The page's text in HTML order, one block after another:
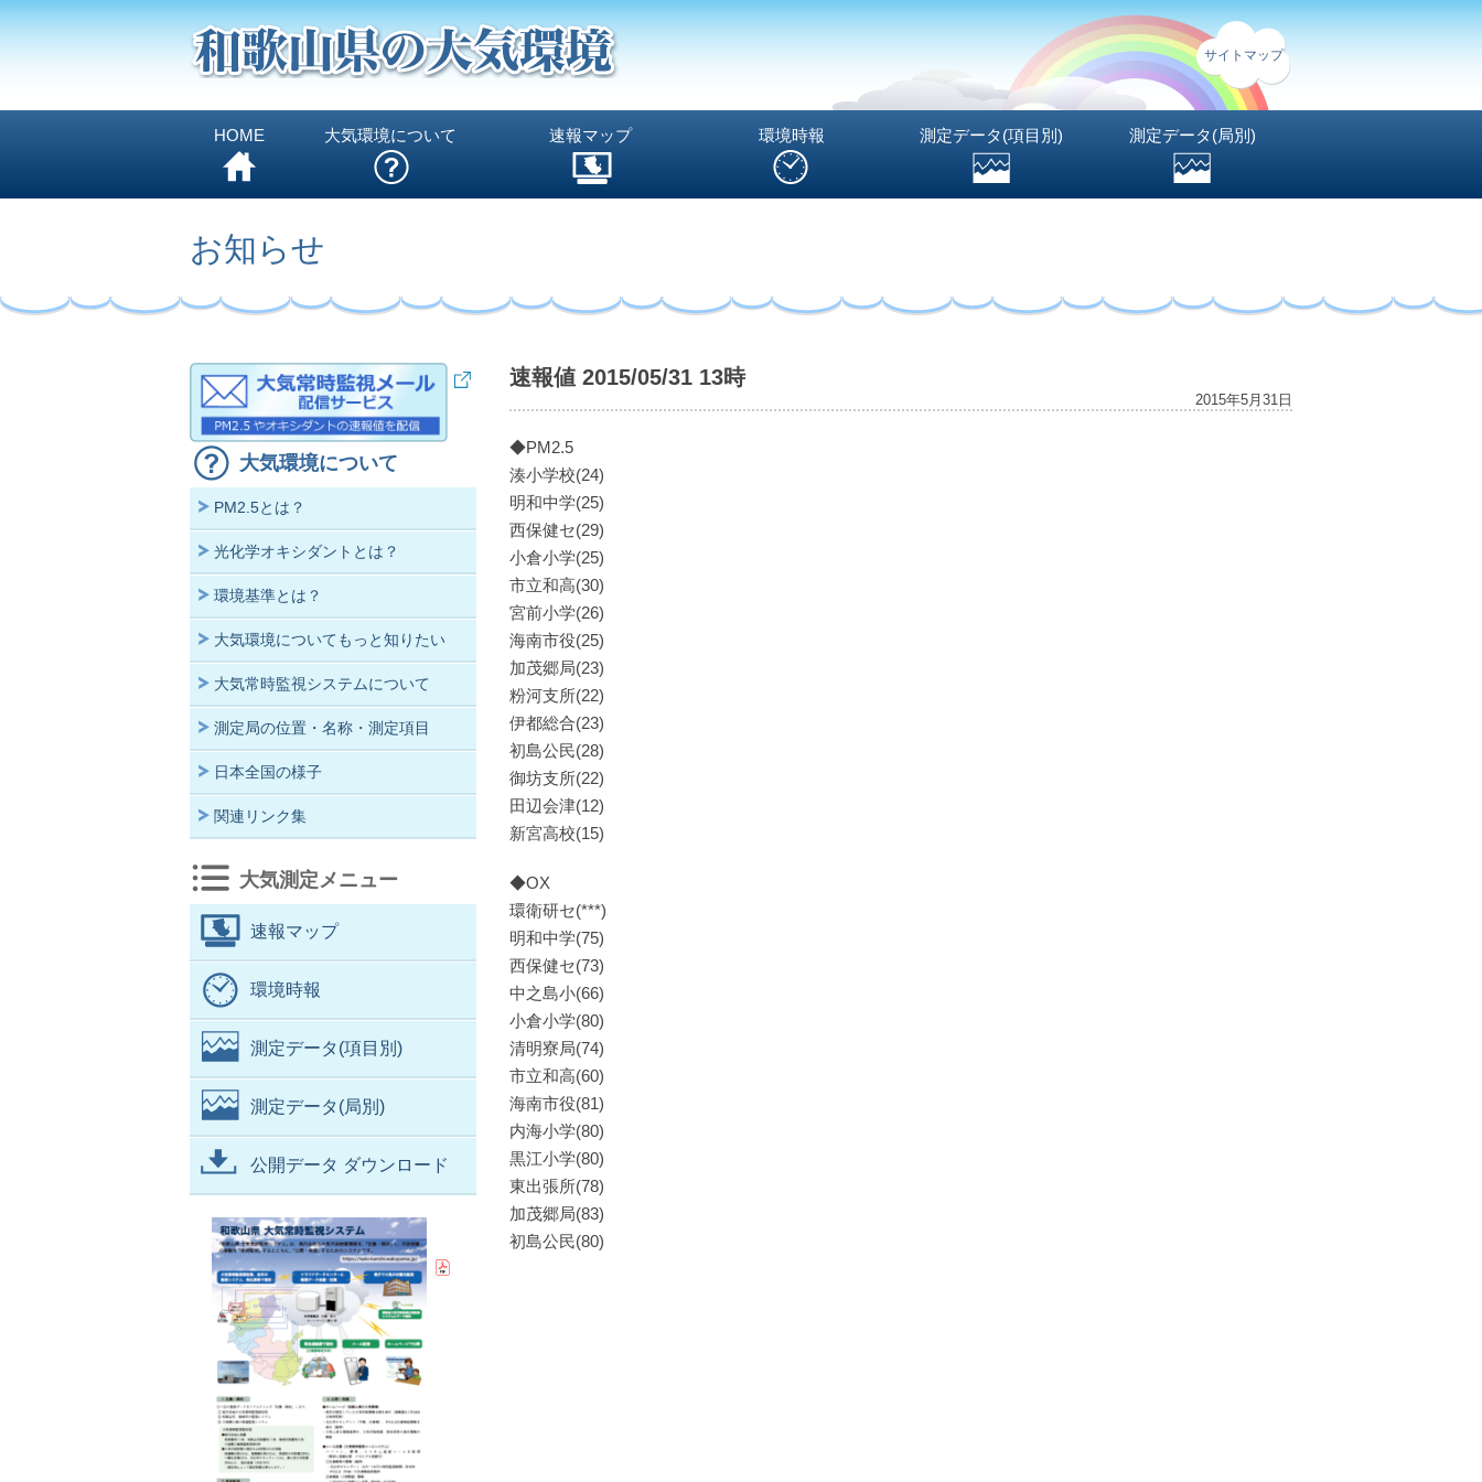
サイトマップ
HOME 大気環境について 速報マップ 環境時報 測定データ(項目別) 測定データ(局別)
お知らせ
速報値 2015/05/31 13時
2015年5月31日
◆PM2.5
湊小学校(24)
明和中学(25)
西保健セ(29)
小倉小学(25)
市立和高(30)
宮前小学(26)
海南市役(25)
加茂郷局(23)
粉河支所(22)
伊都総合(23)
初島公民(28)
御坊支所(22)
田辺会津(12)
新宮高校(15)
◆OX
環衛研セ(***)
明和中学(75)
西保健セ(73)
中之島小(66)
小倉小学(80)
清明寮局(74)
市立和高(60)
海南市役(81)
内海小学(80)
黒江小学(80)
東出張所(78)
加茂郷局(83)
初島公民(80)
大気環境について
PM2.5とは？
光化学オキシダントとは？
環境基準とは？
大気環境についてもっと知りたい
大気常時監視システムについて
測定局の位置・名称・測定項目
日本全国の様子
関連リンク集
大気測定メニュー
速報マップ
環境時報
測定データ(項目別)
測定データ(局別)
公開データ ダウンロード